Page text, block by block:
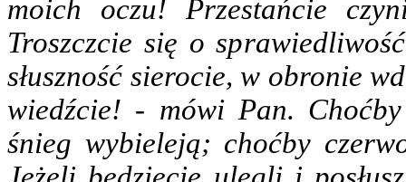
moich oczu! Przestańcie
Troszczcie się o
słuszność sierocie, w obronie
wiedźcie! - mówi Pan.
śnieg wybieleją; choćby